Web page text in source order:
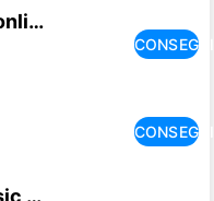
Radio Australia - online radio
Shazam: Find Music & Concerts